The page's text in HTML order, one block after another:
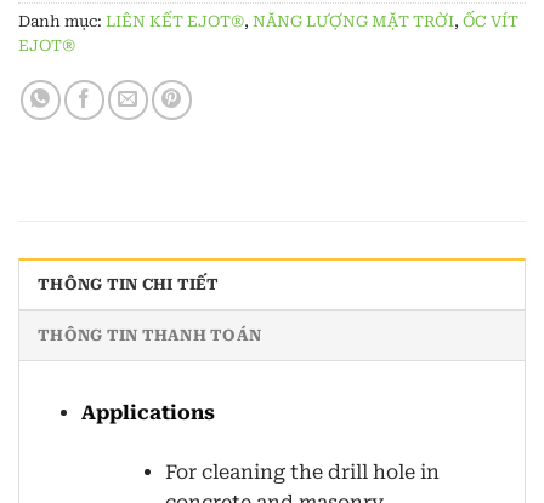
Danh mục: LIÊN KẾT EJOT®, NĂNG LƯỢNG MẶT TRỜI, ỐC VÍT
EJOT®
THÔNG TIN CHI TIẾT
THÔNG TIN THANH TOÁN
Applications
For cleaning the drill hole in